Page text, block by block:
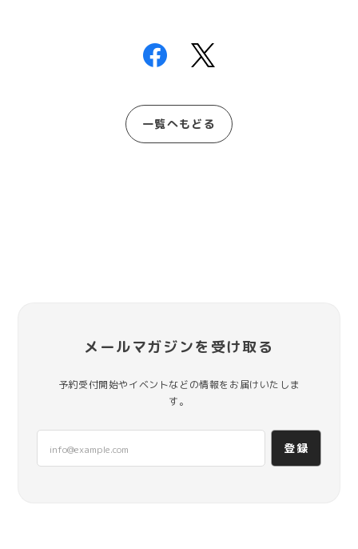
一覧へもどる
メールマガジンを受け取る
予約受付開始やイベントなどの情報をお届けいたしま
す。
登録